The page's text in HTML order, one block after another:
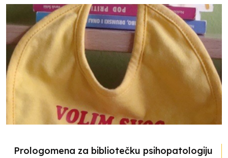
Prologomena za bibliotečku psihopatologiju